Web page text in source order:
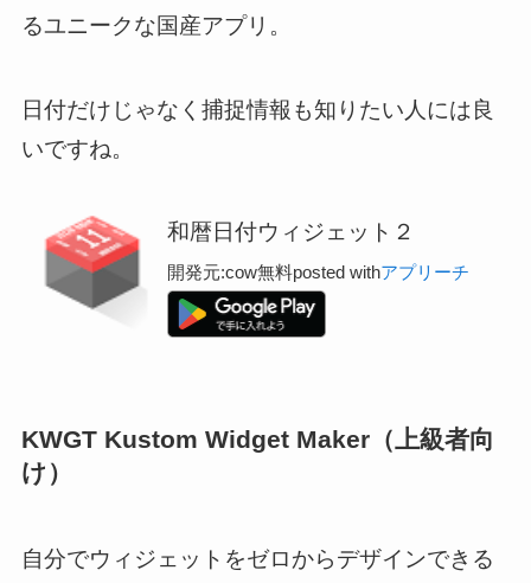
るユニークな国産アプリ。
日付だけじゃなく捕捉情報も知りたい人には良
いですね。
和暦日付ウィジェット２
開発元:cow無料posted withアプリーチ
KWGT Kustom Widget Maker（上級者向
け）
自分でウィジェットをゼロからデザインできる